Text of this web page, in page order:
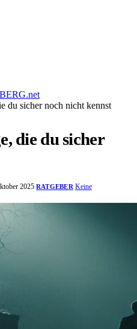
du sicher noch nicht kennst
die du sicher
2025 RATGEBER Keine